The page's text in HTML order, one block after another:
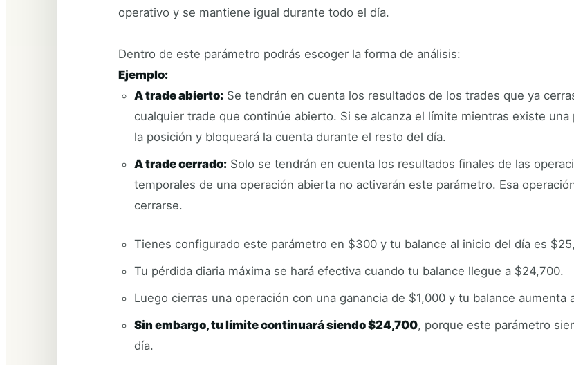
operativo y se mantiene igual durante todo el día.
Dentro de este parámetro podrás escoger la forma de análisis:
Ejemplo:
A trade abierto:Se tendrán en cuenta los resultados de los trades que ya
cualquier trade que continúe abierto. Si se alcanza el límite mientras existe
la posición y bloqueará la cuenta durante el resto del día.
A trade cerrado:Solo se tendrán en cuenta los resultados finales de las
temporales de una operación abierta no activarán este parámetro. Esa
cerrarse.
Tienes configurado este parámetro en $300 y tu balance al inicio del día es
Tu pérdida diaria máxima se hará efectiva cuando tu balance llegue a $24,700.
Luego cierras una operación con una ganancia de $1,000 y tu balance aumenta
Sin embargo, tu límite continuará siendo $24,700, porque este parámetro
día.